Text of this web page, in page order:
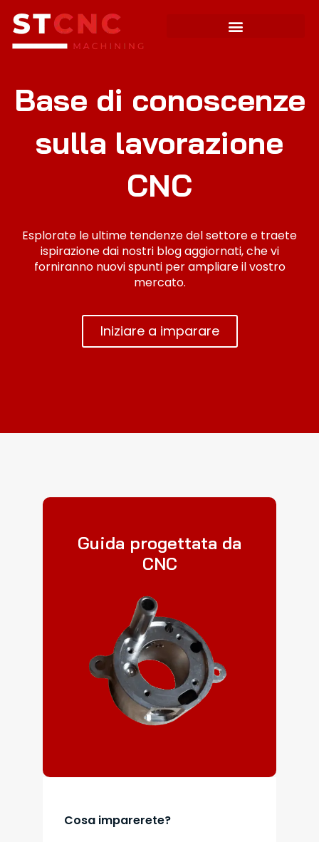
Base di conoscenze
sulla lavorazione
CNC
Esplorate le ultime tendenze del settore e traete
ispirazione dai nostri blog aggiornati, che vi
forniranno nuovi spunti per ampliare il vostro
mercato.
Iniziare a imparare
Guida progettata da
CNC
Cosa imparerete?